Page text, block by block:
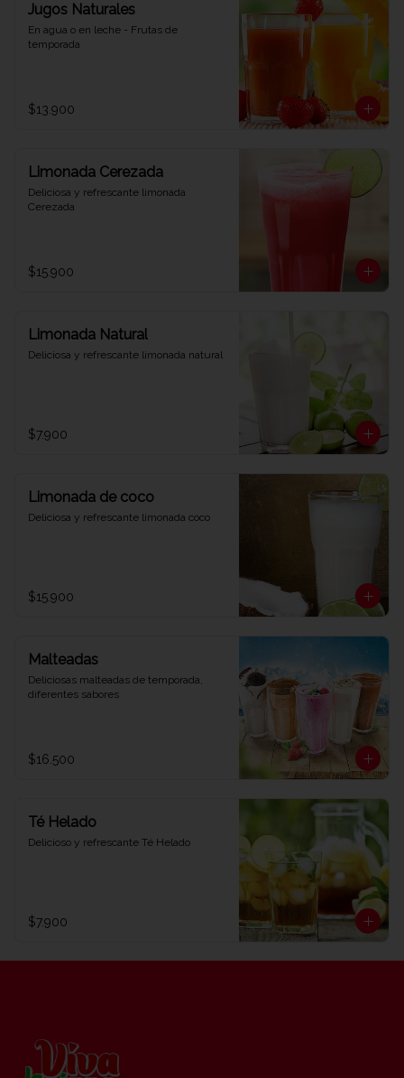
Jugos Naturales
En agua o en leche - Frutas de
temporada
$13.900
Limonada Cerezada
Deliciosa y refrescante limonada
Cerezada
$15.900
Limonada Natural
Deliciosa y refrescante limonada natural
$7.900
Limonada de coco
Deliciosa y refrescante limonada coco
$15.900
Malteadas
Deliciosas malteadas de temporada,
diferentes sabores
$16.500
Té Helado
Delicioso y refrescante Té Helado
$7.900